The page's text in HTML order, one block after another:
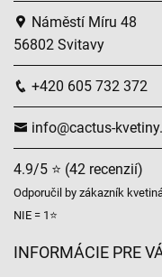
Náměstí Míru 48
56802 Svitavy
+420 605 732 372
info@cactus-
4.9/5 ⭐ (42 recenzií)
Odporučil by zákazník
NIE = 1⭐
INFORMÁCIE PRE